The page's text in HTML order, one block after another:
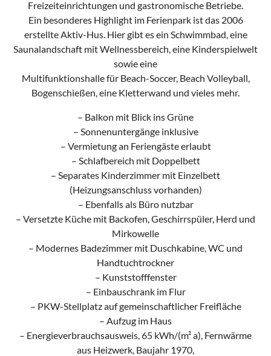
Freizeiteinrichtungen und gastronomische Betriebe.
Ein besonderes Highlight im Ferienpark ist das 2006
erstellte Aktiv-Hus. Hier gibt es ein Schwimmbad, eine
Saunalandschaft mit Wellnessbereich, eine Kinderspielwelt
sowie eine
Multifunktionshalle für Beach-Soccer, Beach Volleyball,
Bogenschießen, eine Kletterwand und vieles mehr.
– Balkon mit Blick ins Grüne
– Sonnenuntergänge inklusive
– Vermietung an Feriengäste erlaubt
– Schlafbereich mit Doppelbett
– Separates Kinderzimmer mit Einzelbett
(Heizungsanschluss vorhanden)
– Ebenfalls als Büro nutzbar
– Versetzte Küche mit Backofen, Geschirrspüler, Herd und
Mirkowelle
– Modernes Badezimmer mit Duschkabine, WC und
Handtuchtrockner
– Kunststofffenster
– Einbauschrank im Flur
– PKW-Stellplatz auf gemeinschaftlicher Freifläche
– Aufzug im Haus
– Energieverbrauchsausweis, 65 kWh/(m² a), Fernwärme
aus Heizwerk, Baujahr 1970,